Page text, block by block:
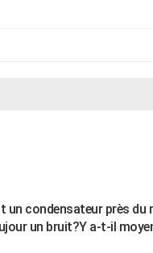
un condensateur près
un bruit?Y a-t-il